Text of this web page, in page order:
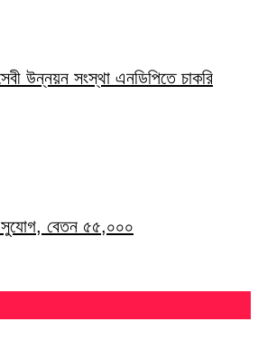
উন্নয়ন সংস্থা এনডিপিতে চাকরি
সুযোগ, বেতন ৫৫,০০০